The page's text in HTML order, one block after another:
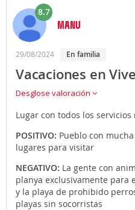
8.7
MANU
29/08/2024 en familia
Vacaciones en
Desglose valoración
Lugar con todos los
POSITIVO: Pueblo con
lugares para visitar
NEGATIVO: La gente con
planya exclusivamente para
y la playa de prohibido
playas sin socorristas